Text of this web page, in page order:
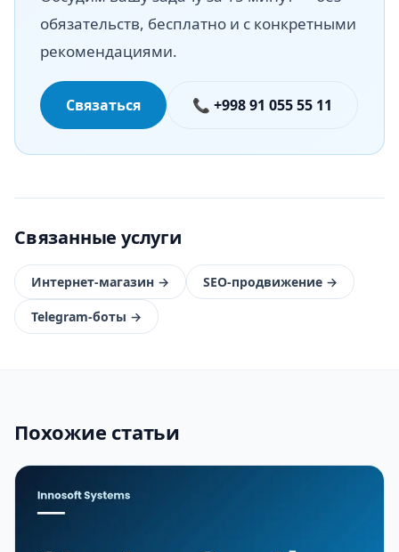
обязательств, бесплатно и с конкретными
рекомендациями.
Связаться 📞 +998 91 055 55 11
Связанные услуги
Интернет-магазин → SEO-продвижение →
Telegram-боты →
Похожие статьи